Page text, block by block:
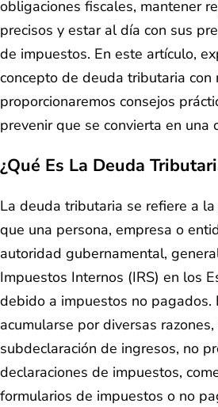
obligaciones fiscales, mantener
precisos y estar al día con sus
de impuestos. En este artículo,
concepto de deuda tributaria con
proporcionaremos consejos
prevenir que se convierta en una
¿Qué Es La Deuda
La deuda tributaria se refiere a
que una persona, empresa o
autoridad gubernamental,
Impuestos Internos (IRS) en los
debido a impuestos no pagados.
acumularse por diversas razones,
subdeclaración de ingresos, no
declaraciones de impuestos,
formularios de impuestos o no